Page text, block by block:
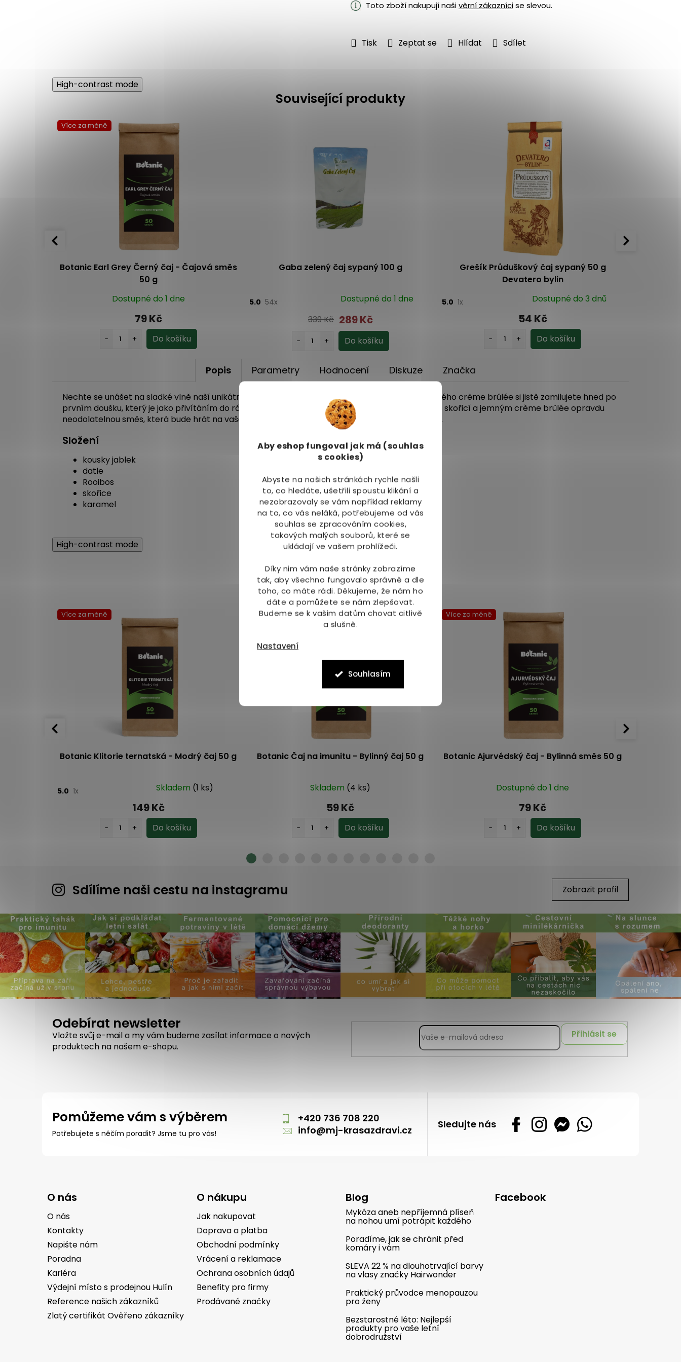
Aby eshop fungoval jak má (souhlas
s cookies)
Abyste na našich stránkách rychle našli
to, co hledáte, ušetřili spoustu klikání a
nezobrazovaly se vám například reklamy
na to, co vás neláká, potřebujeme od vás
souhlas se zpracováním cookies,
takových malých souborů, které se
ukládají ve vašem prohlížeči.
Díky nim vám naše stránky zobrazíme
tak, aby všechno fungovalo správně a dle
toho, co máte rádi. Děkujeme, že nám ho
dáte a pomůžete se nám zlepšovat.
Budeme se k vašim datům chovat citlivě
a slušně.
Nastavení
Souhlasím
Tisk Zeptat se Hlídat Sdílet
Toto zboží nakupují našivěrní zákaznícise slevou.
High-contrast mode
Související produkty
Více za méně
Botanic Earl Grey Černý čaj - Čajová směs
50 g
Dostupné do 1 dne
79 Kč
Gaba zelený čaj sypaný 100 g
5.0 54x
Dostupné do 1 dne
339 Kč 289 Kč
Grešík Průduškový čaj sypaný 50 g
Devatero bylin
5.0 1x Dostupné do 3 dnů
54 Kč
Popis Parametry Hodnocení Diskuze Značka
Nechte se unášet na sladké vlně naší unikátní směsi rooibosu a ovocného čaje. Příchuť skořicového crème brûlée si jistě zamilujete hned po
prvním doušku, který je jako přivítáním do ráje. Sladká chuť ovoce a rooibosu vytváří s výraznou skořicí a jemným crème brûlée opravdu
neodolatelnou směs, která bude hrát na vaše chuťové pohárky jako ten nejzkušenější hudebník.
Složení
kousky jablek
datle
Rooibos
skořice
karamel
High-contrast mode
Mohlo by Vás zajímat
Více za méně
Botanic Klitorie ternatská - Modrý čaj 50 g
5.0 1x Skladem (1 ks)
149 Kč
Více za méně
Botanic Čaj na imunitu - Bylinný čaj 50 g
Skladem (4 ks)
59 Kč
Více za méně
Botanic Ajurvédský čaj - Bylinná směs 50 g
Dostupné do 1 dne
79 Kč
Sdílíme naši cestu na instagramu Zobrazit profil
Odebírat newsletter
Vložte svůj e-mail a my vám budeme zasílat informace o nových
produktech na našem e-shopu.
Přihlásit se
Pomůžeme vám s výběrem
Potřebujete s něčím poradit? Jsme tu pro vás!
+420 736 708 220
info@mj-krasazdravi.cz Sledujte nás
O nás
O nás
Kontakty
Napište nám
Poradna
Kariéra
Výdejní místo s prodejnou Hulín
Reference našich zákazníků
Zlatý certifikát Ověřeno zákazníky
O nákupu
Jak nakupovat
Doprava a platba
Obchodní podmínky
Vrácení a reklamace
Ochrana osobních údajů
Benefity pro firmy
Prodávané značky
Blog
Mykóza aneb nepříjemná plíseň
na nohou umí potrápit každého
Poradíme, jak se chránit před
komáry i vám
SLEVA 22 % na dlouhotrvající barvy
na vlasy značky Hairwonder
Praktický průvodce menopauzou
pro ženy
Bezstarostné léto: Nejlepší
produkty pro vaše letní
dobrodružství
Facebook